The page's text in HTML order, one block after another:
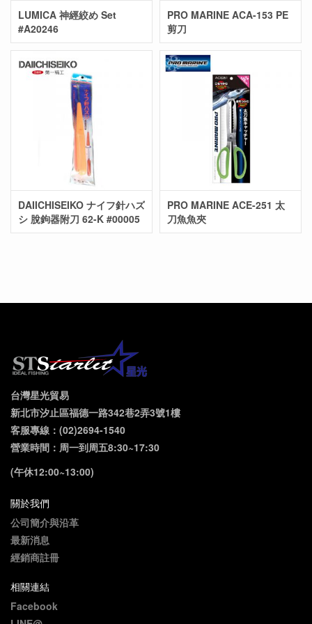
LUMICA 神經絞め Set
#A20246
PRO MARINE ACA-153 PE
剪刀
DAIICHISEIKO ナイフ針ハズ
シ 脫鉤器附刀 62-K #00005
PRO MARINE ACE-251 太
刀魚魚夾
台灣星光貿易
新北市汐止區福德一路342巷2弄3號1樓
客服專線：(02)2694-1540
營業時間：周一到周五8:30~17:30
(午休12:00~13:00)
關於我們
公司簡介與沿革
最新消息
經銷商註冊
相關連結
Facebook